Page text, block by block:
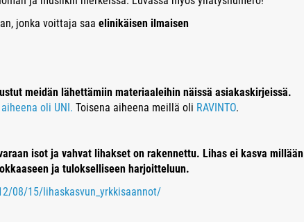
jonka voittaja saa elinikäisen ilmaisen
meidän lähettämiin materiaaleihin näissä asiakaskirjeissä.
oli UNI. Toisena aiheena meillä oli RAVINTO.
isot ja vahvat lihakset on rakennettu. Lihas ei kasva millään
ja tulokselliseen harjoitteluun.
08/15/lihaskasvun_yrkkisaannot/